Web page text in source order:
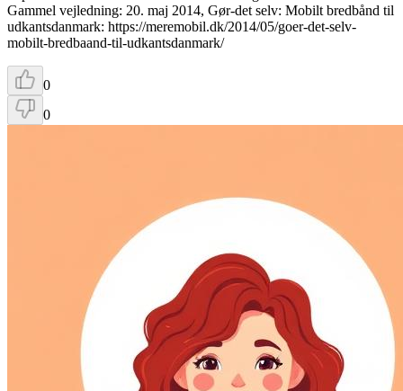
Gammel vejledning: 20. maj 2014, Gør-det selv: Mobilt bredbånd til
udkantsdanmark: https://meremobil.dk/2014/05/goer-det-selv-
mobilt-bredbaand-til-udkantsdanmark/
0
0